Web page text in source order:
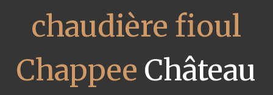
chaudière fioul
Chappee Château